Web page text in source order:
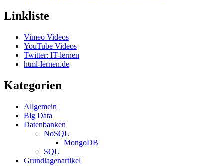
Linkliste
Vimeo Videos
YouTube Videos
Twitter: IT-lernen
html-lernen.de
Kategorien
Allgemein
Big Data
Datenbanken
NoSQL
MongoDB
SQL
Grundlagenartikel